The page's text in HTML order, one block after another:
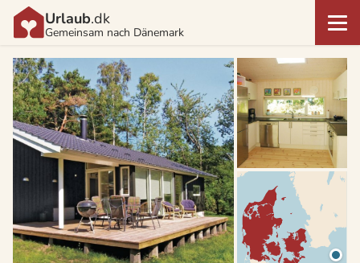
Urlaub.dk
Gemeinsam nach Dänemark